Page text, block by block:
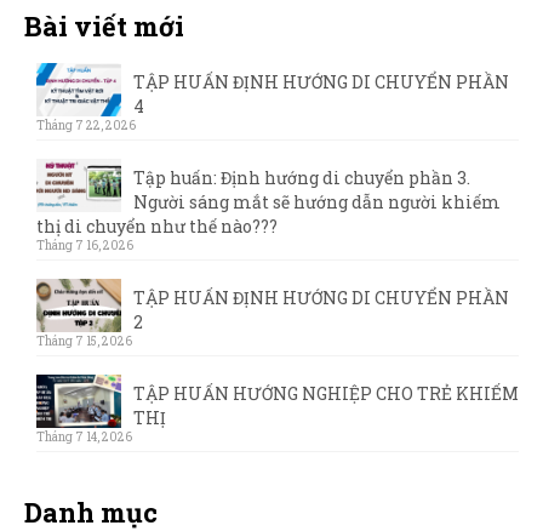
Bài viết mới
TẬP HUẤN ĐỊNH HƯỚNG DI CHUYỂN PHẦN
4
Tháng 7 22, 2026
Tập huấn: Định hướng di chuyển phần 3.
Người sáng mắt sẽ hướng dẫn người khiếm
thị di chuyển như thế nào???
Tháng 7 16, 2026
TẬP HUẤN ĐỊNH HƯỚNG DI CHUYỂN PHẦN
2
Tháng 7 15, 2026
TẬP HUẤN HƯỚNG NGHIỆP CHO TRẺ KHIẾM
THỊ
Tháng 7 14, 2026
Danh mục